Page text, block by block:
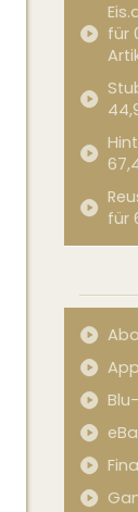
für
für